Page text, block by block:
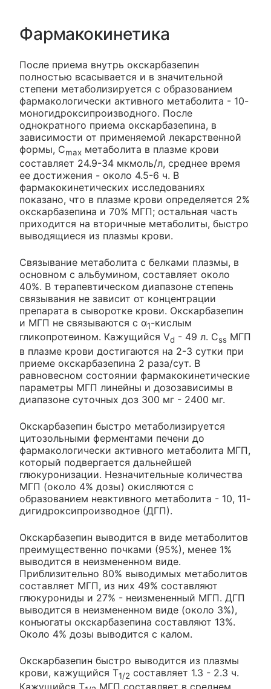
Фармакокинетика
После приема внутрь окскарбазепин
полностью всасывается и в значительной
степени метаболизируется с образованием
фармакологически активного метаболита - 10-
моногидроксипроизводного. После
однократного приема окскарбазепина, в
зависимости от применяемой лекарственной
формы, Cmax метаболита в плазме крови
составляет 24.9-34 мкмоль/л, среднее время
ее достижения - около 4.5-6 ч. В
фармакокинетических исследованиях
показано, что в плазме крови определяется 2%
окскарбазепина и 70% МГП; остальная часть
приходится на вторичные метаболиты, быстро
выводящиеся из плазмы крови.
Связывание метаболита с белками плазмы, в
основном с альбумином, составляет около
40%. В терапевтическом диапазоне степень
связывания не зависит от концентрации
препарата в сыворотке крови. Окскарбазепин
и МГП не связываются с α1-кислым
гликопротеином. Кажущийся Vd - 49 л. Сss МГП
в плазме крови достигаются на 2-3 сутки при
приеме окскарбазепина 2 раза/сут. В
равновесном состоянии фармакокинетические
параметры МГП линейны и дозозависимы в
диапазоне суточных доз 300 мг - 2400 мг.
Окскарбазепин быстро метаболизируется
цитозольными ферментами печени до
фармакологически активного метаболита МГП,
который подвергается дальнейшей
глюкуронизации. Незначительные количества
МГП (около 4% дозы) окисляются с
образованием неактивного метаболита - 10, 11-
дигидроксипроизводное (ДГП).
Окскарбазепин выводится в виде метаболитов
преимущественно почками (95%), менее 1%
выводится в неизмененном виде.
Приблизительно 80% выводимых метаболитов
составляет МГП, из них 49% составляют
глюкурониды и 27% - неизмененный МГП. ДГП
выводится в неизмененном виде (около 3%),
конъюгаты окскарбазепина составляют 13%.
Около 4% дозы выводится с калом.
Окскарбазепин быстро выводится из плазмы
крови, кажущийся T1/2 составляет 1.3 - 2.3 ч.
Кажущийся T
МГП составляет в среднем